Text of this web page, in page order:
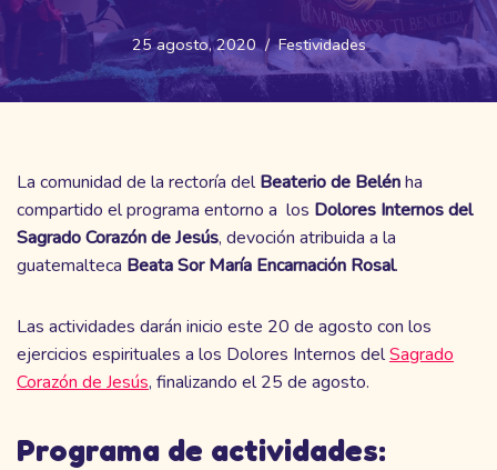
25 agosto, 2020 Festividades
La comunidad de la rectoría delBeaterio de Belénha
compartido el programa entorno a los Dolores Internos del
Sagrado Corazón de Jesús, devoción atribuida a la
guatemalteca Beata Sor María Encarnación Rosal.
Las actividades darán inicio este 20 de agosto con los
ejercicios espirituales a los Dolores Internos delSagrado
Corazón de Jesús, finalizando el 25 de agosto.
Programa de actividades: